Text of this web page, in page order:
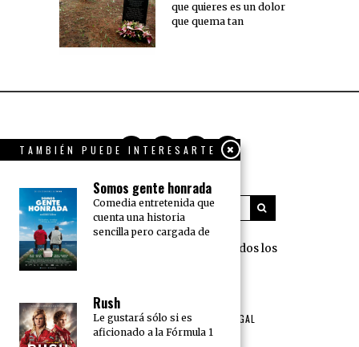
que quieres es un dolor
que quema tan
360 Grados Press © 2018 Todos los
NOSOTROS
TÉRMINOS DE USO Y AVISO LEGAL
POLÍTICA DE PRIVACIDAD
TAMBIÉN PUEDE INTERESARTE
Somos gente honrada
Comedia entretenida que
cuenta una historia
sencilla pero cargada de
Rush
Le gustará sólo si es
aficionado a la Fórmula 1